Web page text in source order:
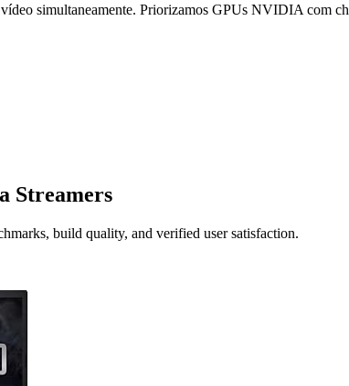
simultaneamente. Priorizamos GPUs NVIDIA com
Streamers
build quality, and verified user satisfaction.